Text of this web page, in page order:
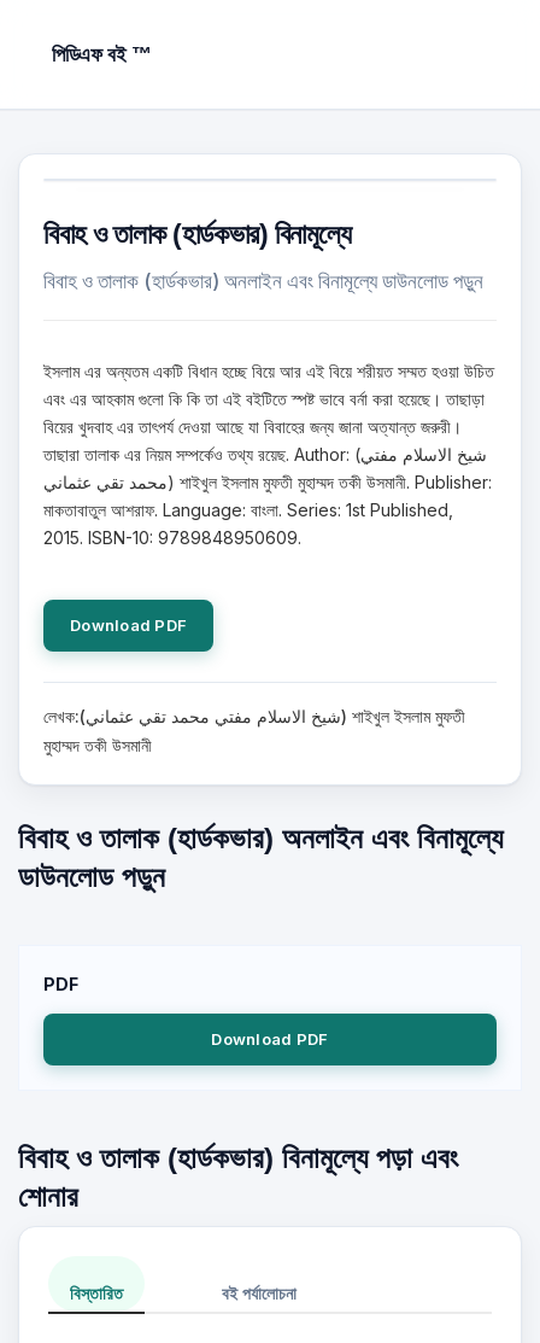
পিডিএফ বই ™
বিবাহ ও তালাক (হার্ডকভার) বিনামূল্যে
বিবাহ ও তালাক (হার্ডকভার) অনলাইন এবং বিনামূল্যে ডাউনলোড পড়ুন
ইসলাম এর অন্যতম একটি বিধান হচ্ছে বিয়ে আর এই বিয়ে শরীয়ত সম্মত হওয়া উচিত
এবং এর আহকাম গুলো কি কি তা এই বইটিতে স্পষ্ট ভাবে বর্না করা হয়েছে। তাছাড়া
বিয়ের খুদবাহ এর তাৎপর্য দেওয়া আছে যা বিবাহের জন্য জানা অত্যান্ত জরুরী।
তাছারা তালাক এর নিয়ম সম্পর্কেও তথ্য রয়েছ. Author: (شيخ الاسلام مفتي
محمد تقي عثماني) শাইখুল ইসলাম মুফতী মুহাম্মদ তকী উসমানী. Publisher:
মাকতাবাতুল আশরাফ. Language: বাংলা. Series: 1st Published,
2015. ISBN-10: 9789848950609.
Download PDF
লেখক:(شيخ الاسلام مفتي محمد تقي عثماني) শাইখুল ইসলাম মুফতী
মুহাম্মদ তকী উসমানী
বিবাহ ও তালাক (হার্ডকভার) অনলাইন এবং বিনামূল্যে
ডাউনলোড পড়ুন
PDF
Download PDF
বিবাহ ও তালাক (হার্ডকভার) বিনামূল্যে পড়া এবং
শোনার
বিস্তারিত বই পর্যালোচনা